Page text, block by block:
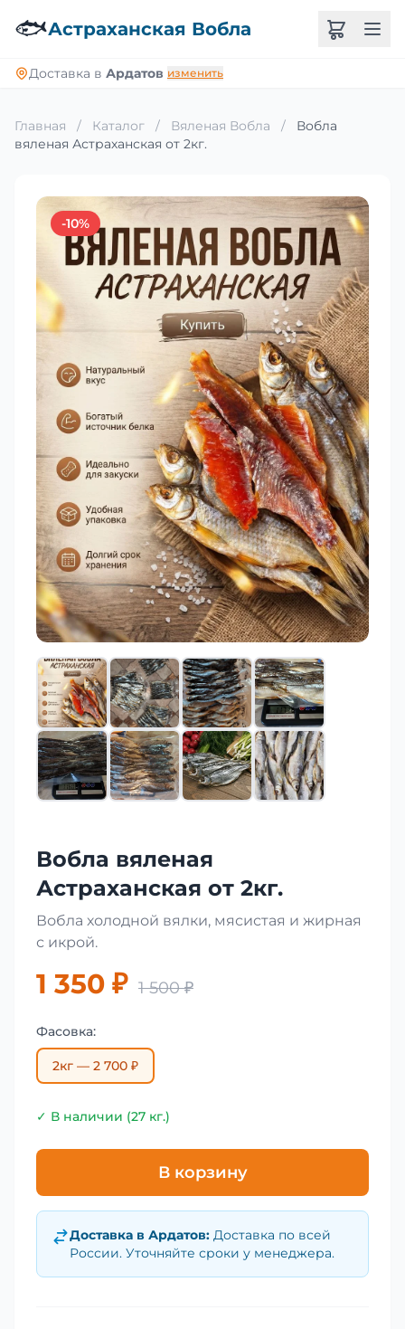
🐟Астраханская Вобла
Доставка в Ардатов изменить
Главная / Каталог / Вяленая Вобла /
Вобла
вяленая Астраханская от 2кг.
-10%
Вобла вяленая
Астраханская от 2кг.
Вобла холодной вялки, мясистая и жирная
с икрой.
1 350 ₽ 1 500 ₽
Фасовка:
2кг — 2 700 ₽
✓ В наличии (27 кг.)
В корзину
Доставка в Ардатов: Доставка по всей
России. Уточняйте сроки у менеджера.